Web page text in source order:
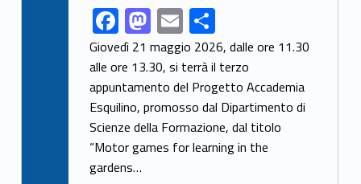
Link identifier share facebook archive #share-link-archive-49532F
ac
e
b
o
o
k
M
as
to
d
o
n
E
m
ai
l
S
h
ar
e
Giovedì 21 maggio 2026, dalle ore 11.30
alle ore 13.30, si terrà il terzo
appuntamento del Progetto Accademia
Esquilino, promosso dal Dipartimento di
Scienze della Formazione, dal titolo
“Motor games for learning in the
gardens…